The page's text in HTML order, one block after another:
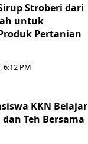
Stroberi dari
untuk
Pertanian
6:12 PM
KKN Belajar
Teh Bersama